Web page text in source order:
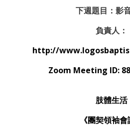
下週題目： 影
負責人：
http://
Zoom Meeting ID:
肢體生活
《團契領袖會